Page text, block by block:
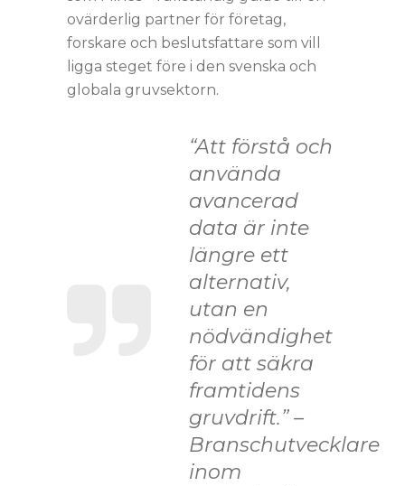
ovärderlig partner för företag,
forskare och beslutsfattare som vill
ligga steget före i den svenska och
globala gruvsektorn.
“Att förstå och
använda
avancerad
data är inte
längre ett
alternativ,
utan en
nödvändighet
för att säkra
framtidens
gruvdrift.” –
Branschutvecklare
inom